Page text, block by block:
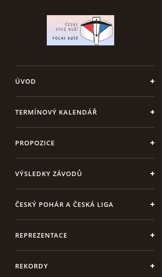
ÚVOD
TERMÍNOVÝ KALENDÁŘ
PROPOZICE
VÝSLEDKY ZÁVODŮ
ČESKÝ POHÁR A ČESKÁ LIGA
REPREZENTACE
REKORDY